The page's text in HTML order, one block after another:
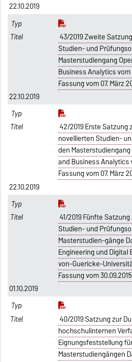
22.10.2019
43/2019 Zweite
Studien- und
Masterstudiengang
Business Analytics vom
Fassung vom 07. März
22.10.2019
42/2019 Erste Satzung
novellierten Studien-
den
and Business Analytics
Fassung vom 07. März
22.10.2019
41/2019 Fünfte
Studien- und
Masterstudien-gänge
Engineering und
von-Guericke-
Fassung vom 30.09.2015
01.10.2019
40/2019 Satzung zur
hochschulinternen
Eignungsfeststellung
Masterstudiengängen